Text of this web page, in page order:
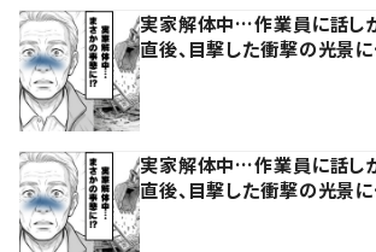
実家解体中…作業員に話し
直後、目撃した衝撃の光景に
実家解体中…作業員に話し
直後、目撃した衝撃の光景に